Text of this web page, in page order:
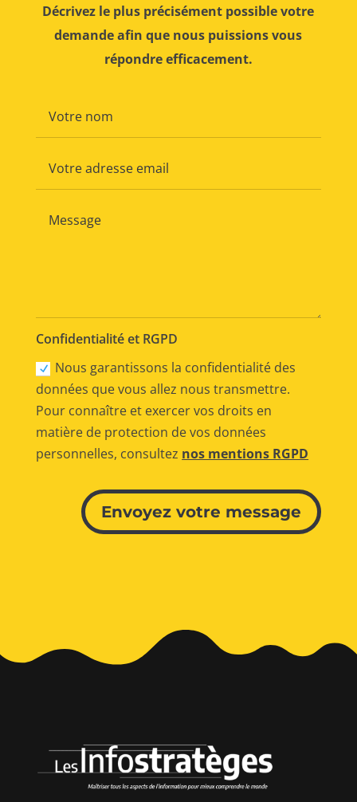
Décrivez le plus précisément possible votre
demande afin que nous puissions vous
répondre efficacement.
Confidentialité et RGPD
Nous garantissons la confidentialité des
données que vous allez nous transmettre.
Pour connaître et exercer vos droits en
matière de protection de vos données
personnelles, consultez nos mentions RGPD
Envoyez votre message